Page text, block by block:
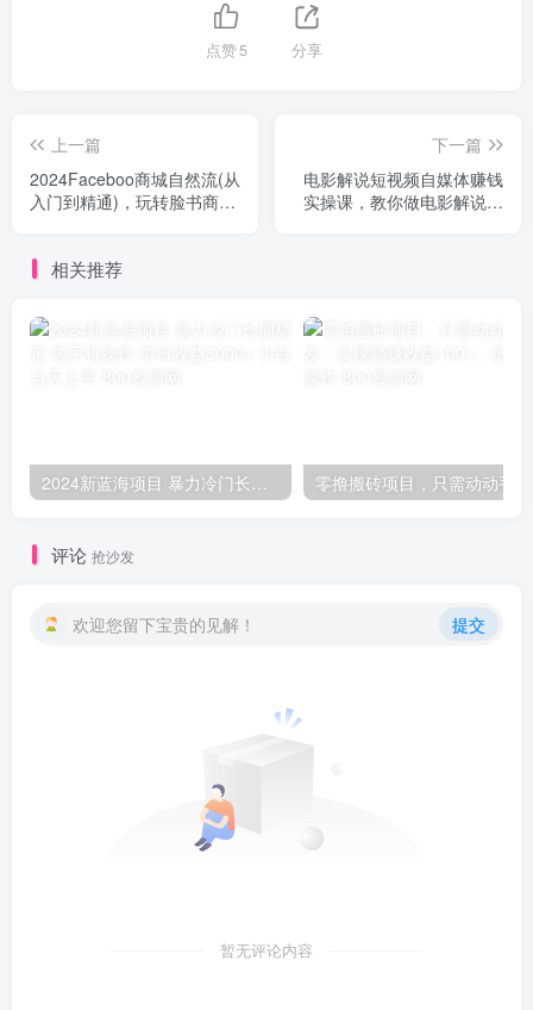
点赞5 分享
上一篇
2024Faceboo商城自然流(从
入门到精通)，玩转脸书商城
下一篇
电影解说短视频自媒体赚钱
实操课，教你做电影解说短
相关推荐
2024新蓝海项目 暴力冷门长期稳定 纯手机操作 单日收益3000+ 小白当天上手
评论 抢沙发
欢迎您留下宝贵的见解！ 提交
暂无评论内容